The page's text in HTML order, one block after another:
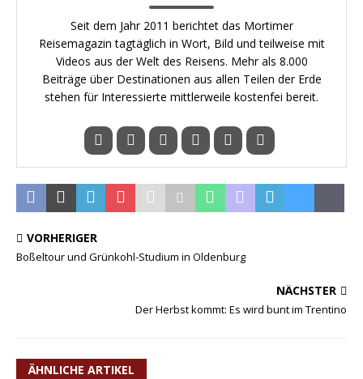
Seit dem Jahr 2011 berichtet das Mortimer
Reisemagazin tagtäglich in Wort, Bild und teilweise mit
Videos aus der Welt des Reisens. Mehr als 8.000
Beiträge über Destinationen aus allen Teilen der Erde
stehen für Interessierte mittlerweile kostenfei bereit.
VORHERIGER
Boßeltour und Grünkohl-Studium in Oldenburg
NÄCHSTER
Der Herbst kommt: Es wird bunt im Trentino
ÄHNLICHE ARTIKEL